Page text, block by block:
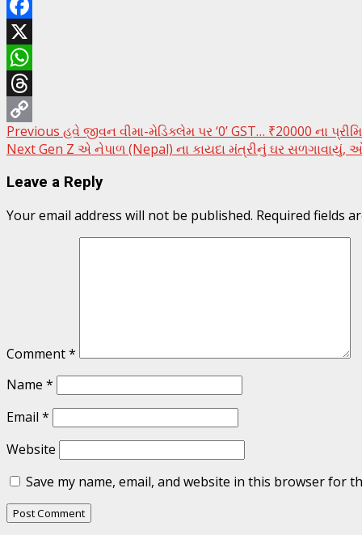
Facebook
X
WhatsApp
Threads
Copy
Link
Previous હવે જીવન વીમા-મેડિક્લેમ પર ‘0’ GST… ₹20000 ના
NextGen Z એ નેપાળ (Nepal) ના કાયદા મંત્રીનું ઘર
Leave a Reply
Your email address will not be published. Required fields
Comment*
Name *
Email *
Website
Save my name, email, and website in this browser for